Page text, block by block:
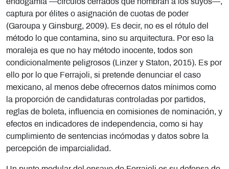
endogamia —círculos cerrados que nombran a los suyos—,
captura por élites o asignación de cuotas de poder
(Garoupa y Ginsburg, 2009). Es decir, no es el rótulo del
método lo que contamina, sino su arquitectura. Por eso la
moraleja es que no hay método inocente, todos son
condicionalmente peligrosos (Linzer y Staton, 2015). Es por
ello por lo que Ferrajoli, si pretende denunciar el caso
mexicano, al menos debe ofrecernos datos mínimos como
la proporción de candidaturas controladas por partidos,
reglas de boleta, influencia en comisiones de nominación, y
efectos en indicadores de independencia, como si hay
cumplimiento de sentencias incómodas y datos sobre la
percepción de imparcialidad.